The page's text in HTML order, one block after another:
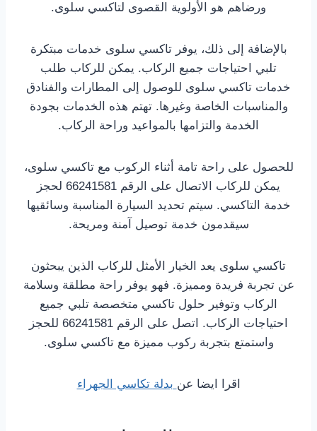
ورضاهم هو الأولوية القصوى لتاكسي سلوى.
بالإضافة إلى ذلك، يوفر تاكسي سلوى خدمات مبتكرة
تلبي احتياجات جميع الركاب. يمكن للركاب طلب
خدمات تاكسي سلوى للوصول إلى المطارات والفنادق
والمناسبات الخاصة وغيرها. تهتم هذه الخدمات بجودة
الخدمة والتزامها بالمواعيد وراحة الركاب.
للحصول على راحة تامة أثناء الركوب مع تاكسي سلوى،
يمكن للركاب الاتصال على الرقم 66241581 لحجز
خدمة التاكسي. سيتم تحديد السيارة المناسبة وسائقيها
سيقدمون خدمة توصيل آمنة ومريحة.
تاكسي سلوى يعد الخيار الأمثل للركاب الذين يبحثون
عن تجربة فريدة ومميزة. فهو يوفر راحة مطلقة وسلامة
الركاب وتوفير حلول تاكسي متخصصة تلبي جميع
احتياجات الركاب. اتصل على الرقم 66241581 للحجز
واستمتع بتجربة ركوب مميزة مع تاكسي سلوى.
اقرا ايضا عن بدلة تكاسي الجهراء